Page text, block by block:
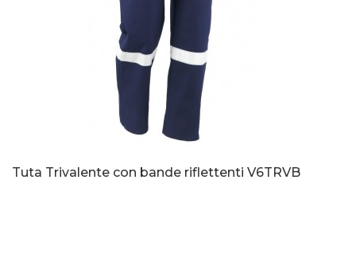
Tuta Trivalente con bande riflettenti V6TRVB